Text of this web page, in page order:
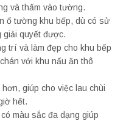
và thấm vào tường.
ố tường khu bếp, dù có sử
giải quyết được.
trí và làm đẹp cho khu bếp
với khu nấu ăn thô
giúp cho việc lau chùi
hết.
màu sắc đa dạng giúp